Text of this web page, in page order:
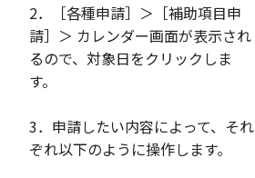
2．［各種申請］＞［補助項目申
請］＞ カレンダー画面が表示され
るので、対象日をクリックしま
す。
3．申請したい内容によって、それ
ぞれ以下のように操作します。